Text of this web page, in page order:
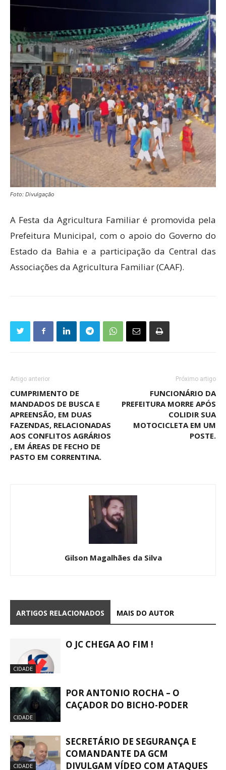
Foto: Divulgação
A Festa da Agricultura Familiar é promovida pela
Prefeitura Municipal, com o apoio do Governo do
Estado da Bahia e a participação da Central das
Associações da Agricultura Familiar (CAAF).
Artigo anterior
CUMPRIMENTO DE
MANDADOS DE BUSCA E
APREENSÃO, EM DUAS
FAZENDAS, RELACIONADAS
AOS CONFLITOS AGRÁRIOS
, EM ÁREAS DE FECHO DE
PASTO EM CORRENTINA.
Próximo artigo
FUNCIONÁRIO DA
PREFEITURA MORRE APÓS
COLIDIR SUA
MOTOCICLETA EM UM
POSTE.
Gilson Magalhães da Silva
ARTIGOS RELACIONADOS MAIS DO AUTOR
CIDADE
O JC CHEGA AO FIM !
CIDADE
POR ANTONIO ROCHA – O
CAÇADOR DO BICHO-PODER
CIDADE
SECRETÁRIO DE SEGURANÇA E
COMANDANTE DA GCM
DIVULGAM VÍDEO COM ATAQUES